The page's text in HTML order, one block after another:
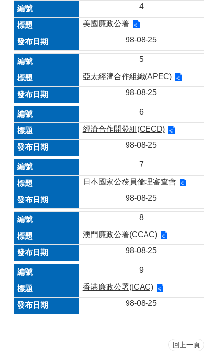
4
美國廉政公署
98-08-25
5
亞太經濟合作組織(APEC)
98-08-25
6
經濟合作開發組(OECD)
98-08-25
7
日本國家公務員倫理審查會
98-08-25
8
澳門廉政公署(CCAC)
98-08-25
9
香港廉政公署(ICAC)
98-08-25
回上一頁